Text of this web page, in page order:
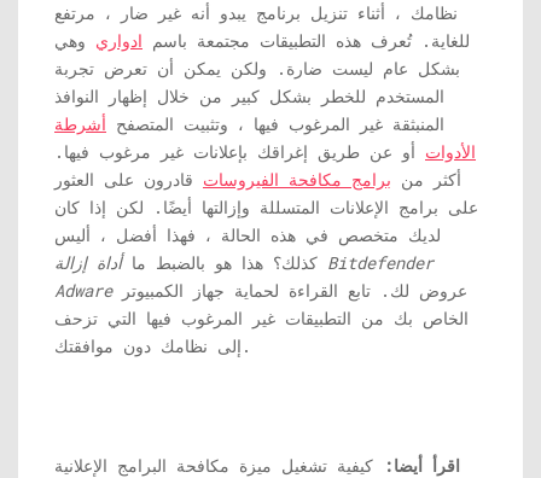
نظامك ، أثناء تنزيل برنامج يبدو أنه غير ضار ، مرتفع
للغاية. تُعرف هذه التطبيقات مجتمعة باسم ادواري وهي
بشكل عام ليست ضارة. ولكن يمكن أن تعرض تجربة
المستخدم للخطر بشكل كبير من خلال إظهار النوافذ
المنبثقة غير المرغوب فيها ، وتثبيت المتصفح أشرطة
الأدوات أو عن طريق إغراقك بإعلانات غير مرغوب فيها.
أكثر من برامج مكافحة الفيروسات قادرون على العثور
على برامج الإعلانات المتسللة وإزالتها أيضًا. لكن إذا كان
لديك متخصص في هذه الحالة ، فهذا أفضل ، أليس
كذلك؟ هذا هو بالضبط ماأداة إزالة Bitdefender
Adwareعروض لك. تابع القراءة لحماية جهاز الكمبيوتر
الخاص بك من التطبيقات غير المرغوب فيها التي تزحف
إلى نظامك دون موافقتك.
اقرأ أيضا:
كيفية تشغيل ميزة مكافحة البرامج الإعلانية